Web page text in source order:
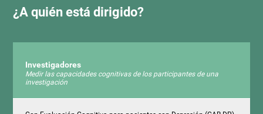
¿A quién está dirigido?
Investigadores
Medir las capacidades cognitivas de los participantes de una
investigación